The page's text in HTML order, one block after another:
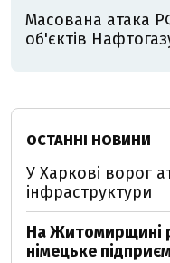
Масована атака
об'єктів
ОСТАННІ НОВИНИ
У Харкові ворог
інфраструктури
На Житомирщині
німецьке